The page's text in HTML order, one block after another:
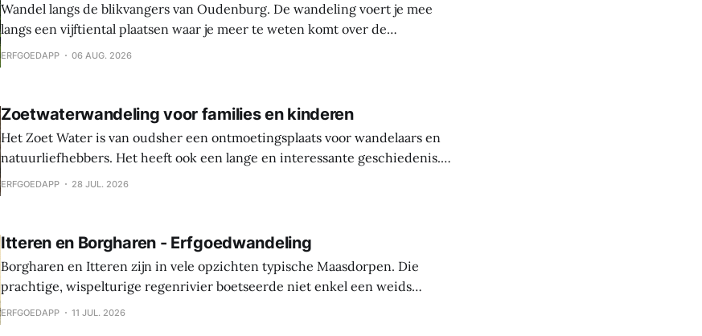
Wandel langs de blikvangers van Oudenburg. De wandeling voert je mee
langs een vijftiental plaatsen waar je meer te weten komt over de
geschiedenis, weetjes en toekomstplannen van de bijzonderste plekken in
ERFGOEDAPP 06 AUG. 2026
Zoetwaterwandeling voor families en kinderen
Het Zoet Water is van oudsher een ontmoetingsplaats voor wandelaars en
natuurliefhebbers. Het heeft ook een lange en interessante geschiedenis.
Hier werden sporen gevonden van bewoning en landbouw uit de steentijd.
ERFGOEDAPP 28 JUL. 2026
Itteren en Borgharen - Erfgoedwandeling
Borgharen en Itteren zijn in vele opzichten typische Maasdorpen. Die
prachtige, wispelturige regenrivier boetseerde niet enkel een weids
landschap, maar gaf ook mee vorm aan de levens van de mensen die deze
ERFGOEDAPP 11 JUL. 2026